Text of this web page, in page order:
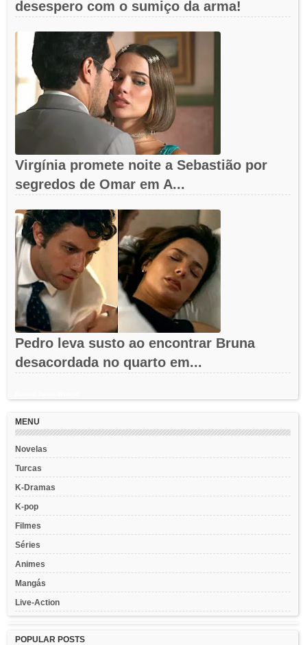
desespero com o sumiço da arma!
Virgínia promete noite a Sebastião por
segredos de Omar em A...
Pedro leva susto ao encontrar Bruna
desacordada no quarto em...
MENU
Novelas
Turcas
K-Dramas
K-pop
Filmes
Séries
Animes
Mangás
Live-Action
POPULAR POSTS